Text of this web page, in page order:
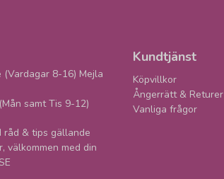
8-16) Mejla
samt Tis 9-12)
råd & tips gällande
välkommen med din
Kundtjänst
Köpvillkor
Ångerrätt & Returer
Vanliga frågor